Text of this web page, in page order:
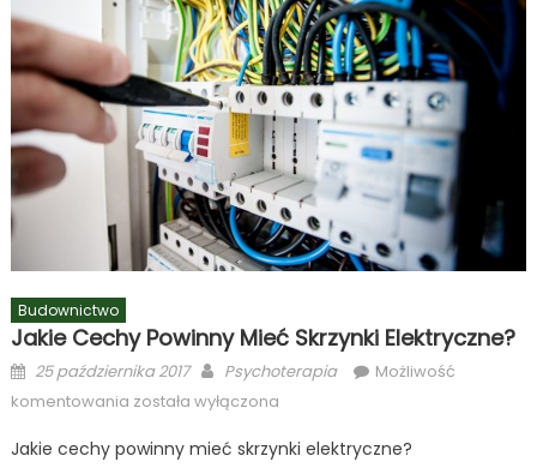
Budownictwo
Jakie Cechy Powinny Mieć Skrzynki Elektryczne?
Posted
on
25 października 2017 Author
Psychoterapia
Możliwość
komentowania Jakie
powinny
została wyłączona
Jakie cechy powinny mieć skrzynki elektryczne?